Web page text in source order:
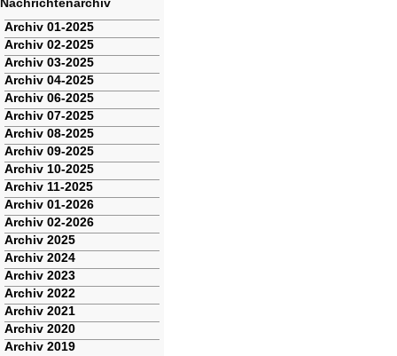
Navigation
überspringen
Archiv 01-2025
Archiv 02-2025
Archiv 03-2025
Archiv 04-2025
Archiv 06-2025
Archiv 07-2025
Archiv 08-2025
Archiv 09-2025
Archiv 10-2025
Archiv 11-2025
Archiv 01-2026
Archiv 02-2026
Archiv 2025
Archiv 2024
Archiv 2023
Archiv 2022
Archiv 2021
Archiv 2020
Archiv 2019